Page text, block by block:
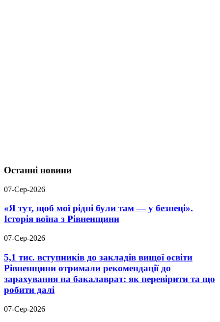
Останні новини
07-Сер-2026
«Я тут, щоб мої рідні були там — у безпеці».
Історія воїна з Рівненщини
07-Сер-2026
5,1 тис. вступників до закладів вищої освіти
Рівненщини отримали рекомендації до
зарахування на бакалаврат: як перевірити та що
робити далі
07-Сер-2026